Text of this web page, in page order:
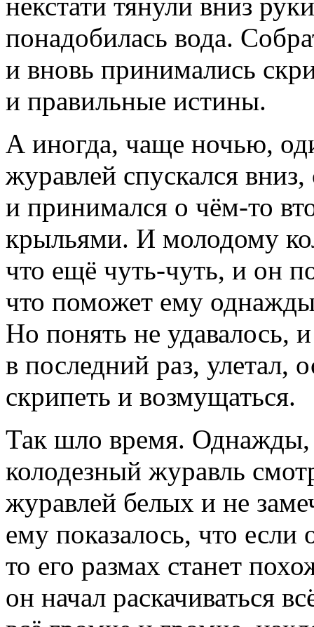
понадобилась вода.
и вновь принимались
и правильные истины.
А иногда, чаще ночью,
журавлей спускался
и принимался о чём-то
крыльями. И молодому
что ещё чуть-чуть, и он
что поможет ему
Но понять не удавалось,
в последний раз, улетал,
скрипеть и возмущаться.
Так шло время. Однажды,
колодезный журавль
журавлей белых и не
ему показалось, что если
то его размах станет
он начал раскачиваться